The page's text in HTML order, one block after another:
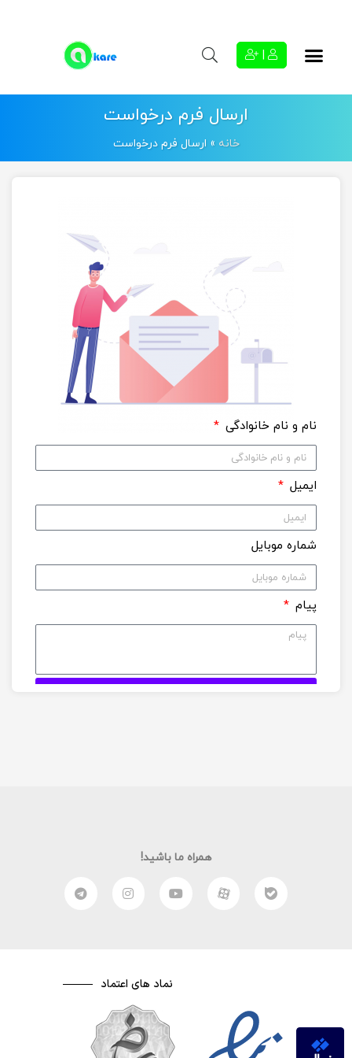
ارسال فرم درخواست
خانه »ارسال فرم درخواست
نام و نام خانوادگی
ایمیل
شماره موبایل
پیام
همراه ما باشید!
نماد های اعتماد